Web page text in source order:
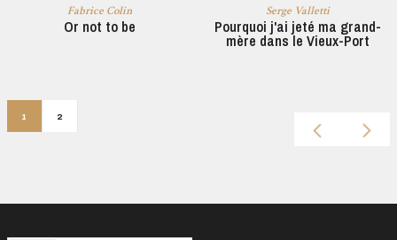
Fabrice Colin
Or not to be
Serge Valletti
Pourquoi j'ai jeté ma grand-
mère dans le Vieux-Port
1 2